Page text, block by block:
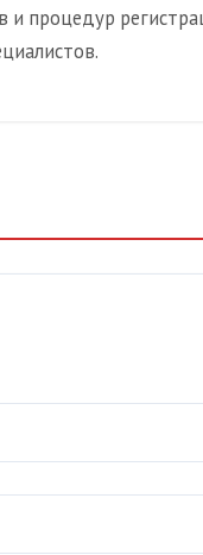
и процедур